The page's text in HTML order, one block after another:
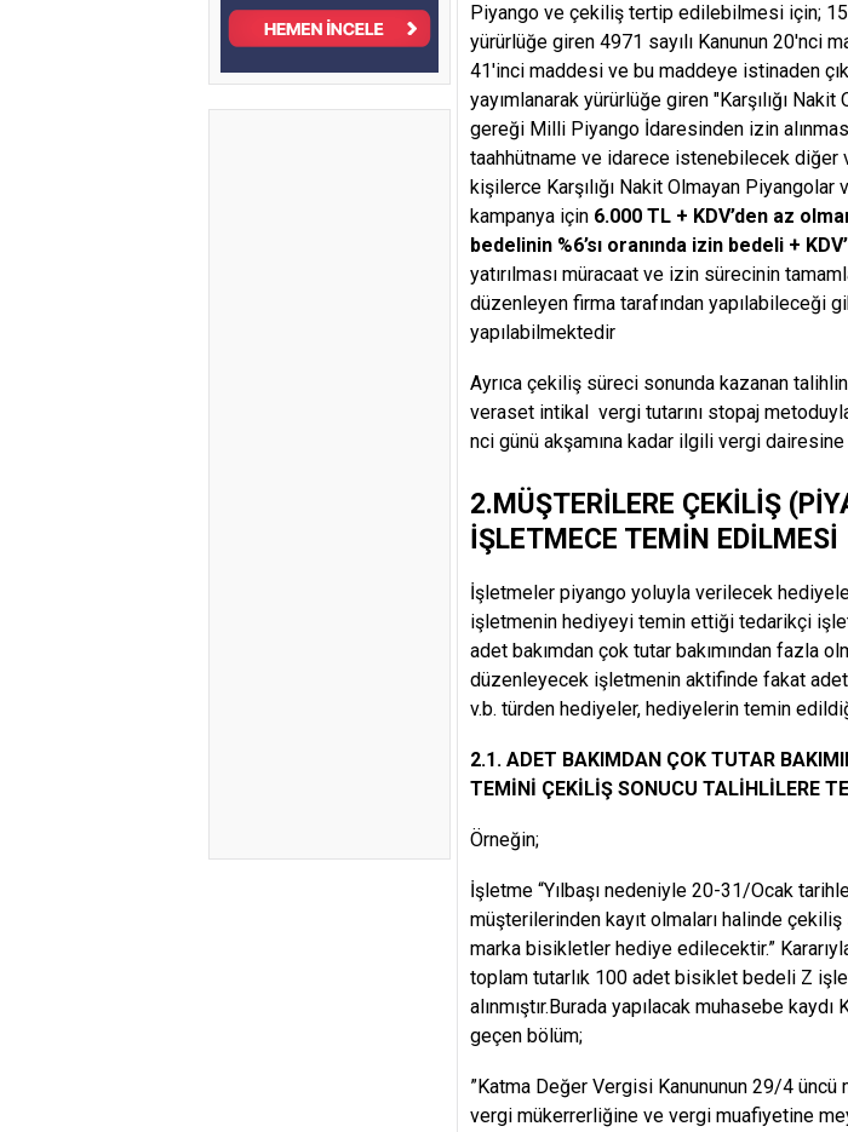
Piyango ve çekiliş tertip edilebilmesi için;
yürürlüğe giren 4971 sayılı Kanunun 20'nci
41'inci maddesi ve bu maddeye istinaden
yayımlanarak yürürlüğe giren "Karşılığı
gereği Milli Piyango İdaresinden izin
taahhütname ve idarece istenebilecek
kişilerce Karşılığı Nakit Olmayan
kampanya için 6.000 TL + KDV’den az
bedelinin %6’sı oranında izin bedeli +
yatırılması müracaat ve izin sürecinin
düzenleyen firma tarafından yapılabileceği
yapılabilmektedir
Ayrıca çekiliş süreci sonunda kazanan
veraset intikal vergi tutarını stopaj
nci günü akşamına kadar ilgili vergi
2.MÜŞTERİLERE ÇEKİLİŞ
İŞLETMECE TEMİN EDİLMESİ
İşletmeler piyango yoluyla verilecek
işletmenin hediyeyi temin ettiği tedarikçi
adet bakımdan çok tutar bakımından fazla
düzenleyecek işletmenin aktifinde fakat adet
v.b. türden hediyeler, hediyelerin temin
2.1. ADET BAKIMDAN ÇOK TUTAR
TEMİNİ ÇEKİLİŞ SONUCU TALİHLİLERE
Örneğin;
İşletme “Yılbaşı nedeniyle 20-31/Ocak
müşterilerinden kayıt olmaları halinde
marka bisikletler hediye edilecektir.”
toplam tutarlık 100 adet bisiklet bedeli Z
alınmıştır.Burada yapılacak muhasebe
geçen bölüm;
”Katma Değer Vergisi Kanununun 29/4
vergi mükerrerliğine ve vergi muafiyetine